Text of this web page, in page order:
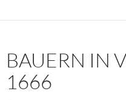
BAUERN IN
1666